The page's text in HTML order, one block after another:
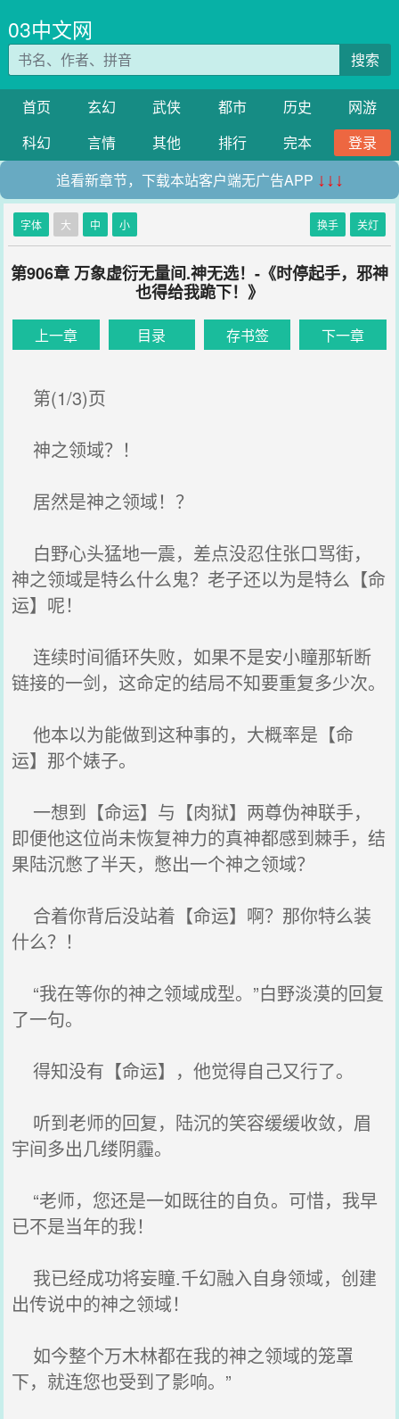
03中文网
搜索
首页 玄幻 武侠 都市 历史
网游
科幻
言情 其他 排行 完本
登录
追看新章节，下载本站客户端无广告APP ↓↓↓
字体 大 中 小 换手 关灯
第906章 万象虚衍无量间.神无选！-《时停起手，邪神
也得给我跪下！》
上一章 目录 存书签 下一章
第(1/3)页
神之领域？！
居然是神之领域！？
白野心头猛地一震，差点没忍住张口骂街，
神之领域是特么什么鬼？老子还以为是特么【命
运】呢！
连续时间循环失败，如果不是安小瞳那斩断
链接的一剑，这命定的结局不知要重复多少次。
他本以为能做到这种事的，大概率是【命
运】那个婊子。
一想到【命运】与【肉狱】两尊伪神联手，
即便他这位尚未恢复神力的真神都感到棘手，结
果陆沉憋了半天，憋出一个神之领域？
合着你背后没站着【命运】啊？那你特么装
什么？！
“我在等你的神之领域成型。”白野淡漠的回复
了一句。
得知没有【命运】，他觉得自己又行了。
听到老师的回复，陆沉的笑容缓缓收敛，眉
宇间多出几缕阴霾。
“老师，您还是一如既往的自负。可惜，我早
已不是当年的我！
我已经成功将妄瞳.千幻融入自身领域，创建
出传说中的神之领域！
如今整个万木林都在我的神之领域的笼罩
下，就连您也受到了影响。”